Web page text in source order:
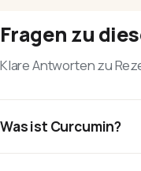
Fragen zu
Klare Antworten zu
Was ist Curcumin?